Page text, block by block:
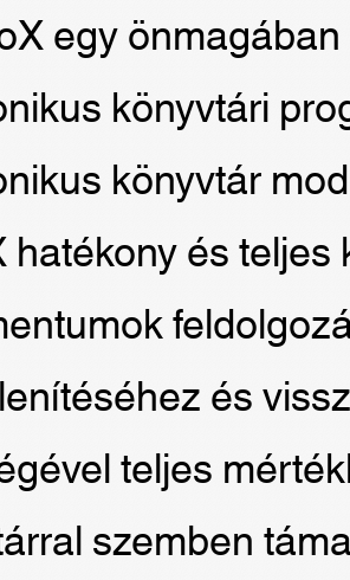
egy
könyvtári
könyvtár
hatékony és
és
teljes
szemben